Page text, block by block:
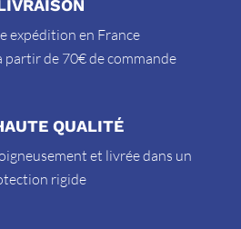
expédition en France
partir de 70€ de commande
QUALITÉ
et livrée dans un
rigide